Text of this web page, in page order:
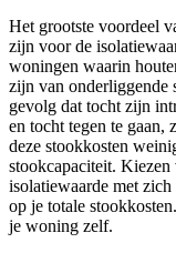
Het grootste voordeel
zijn voor de
woningen waarin
zijn van onderliggende
gevolg dat tocht zijn
en tocht tegen te gaan,
deze stookkosten
stookcapaciteit.
isolatiewaarde met
op je totale
je woning zelf.